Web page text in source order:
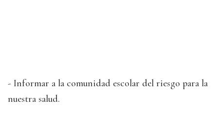
- Informar a la comunidad escolar del riesgo para la
nuestra salud.